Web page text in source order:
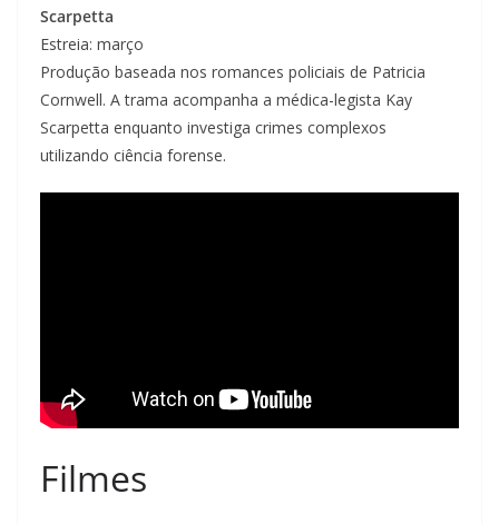
Scarpetta
Estreia: março
Produção baseada nos romances policiais de Patricia
Cornwell. A trama acompanha a médica-legista Kay
Scarpetta enquanto investiga crimes complexos
utilizando ciência forense.
Filmes